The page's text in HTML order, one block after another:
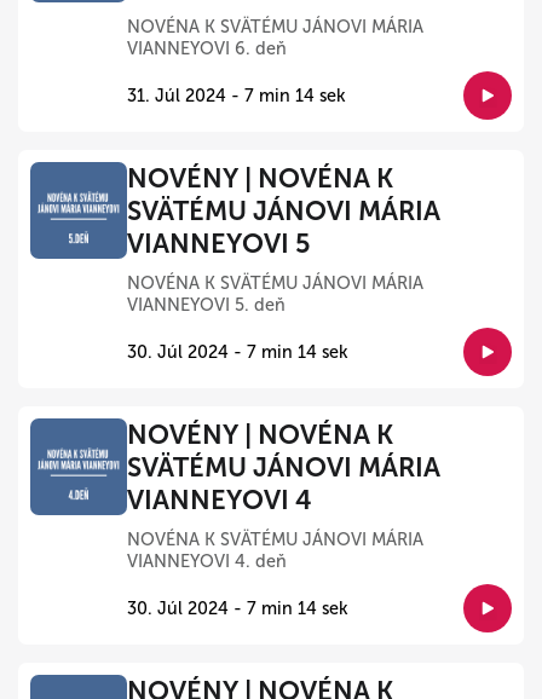
NOVÉNA K SVÄTÉMU JÁNOVI MÁRIA
VIANNEYOVI 6. deň
31. Júl 2024 - 7 min 14 sek
NOVÉNY | NOVÉNA K
SVÄTÉMU JÁNOVI MÁRIA
VIANNEYOVI 5
NOVÉNA K SVÄTÉMU JÁNOVI MÁRIA
VIANNEYOVI 5. deň
30. Júl 2024 - 7 min 14 sek
NOVÉNY | NOVÉNA K
SVÄTÉMU JÁNOVI MÁRIA
VIANNEYOVI 4
NOVÉNA K SVÄTÉMU JÁNOVI MÁRIA
VIANNEYOVI 4. deň
30. Júl 2024 - 7 min 14 sek
NOVÉNY | NOVÉNA K